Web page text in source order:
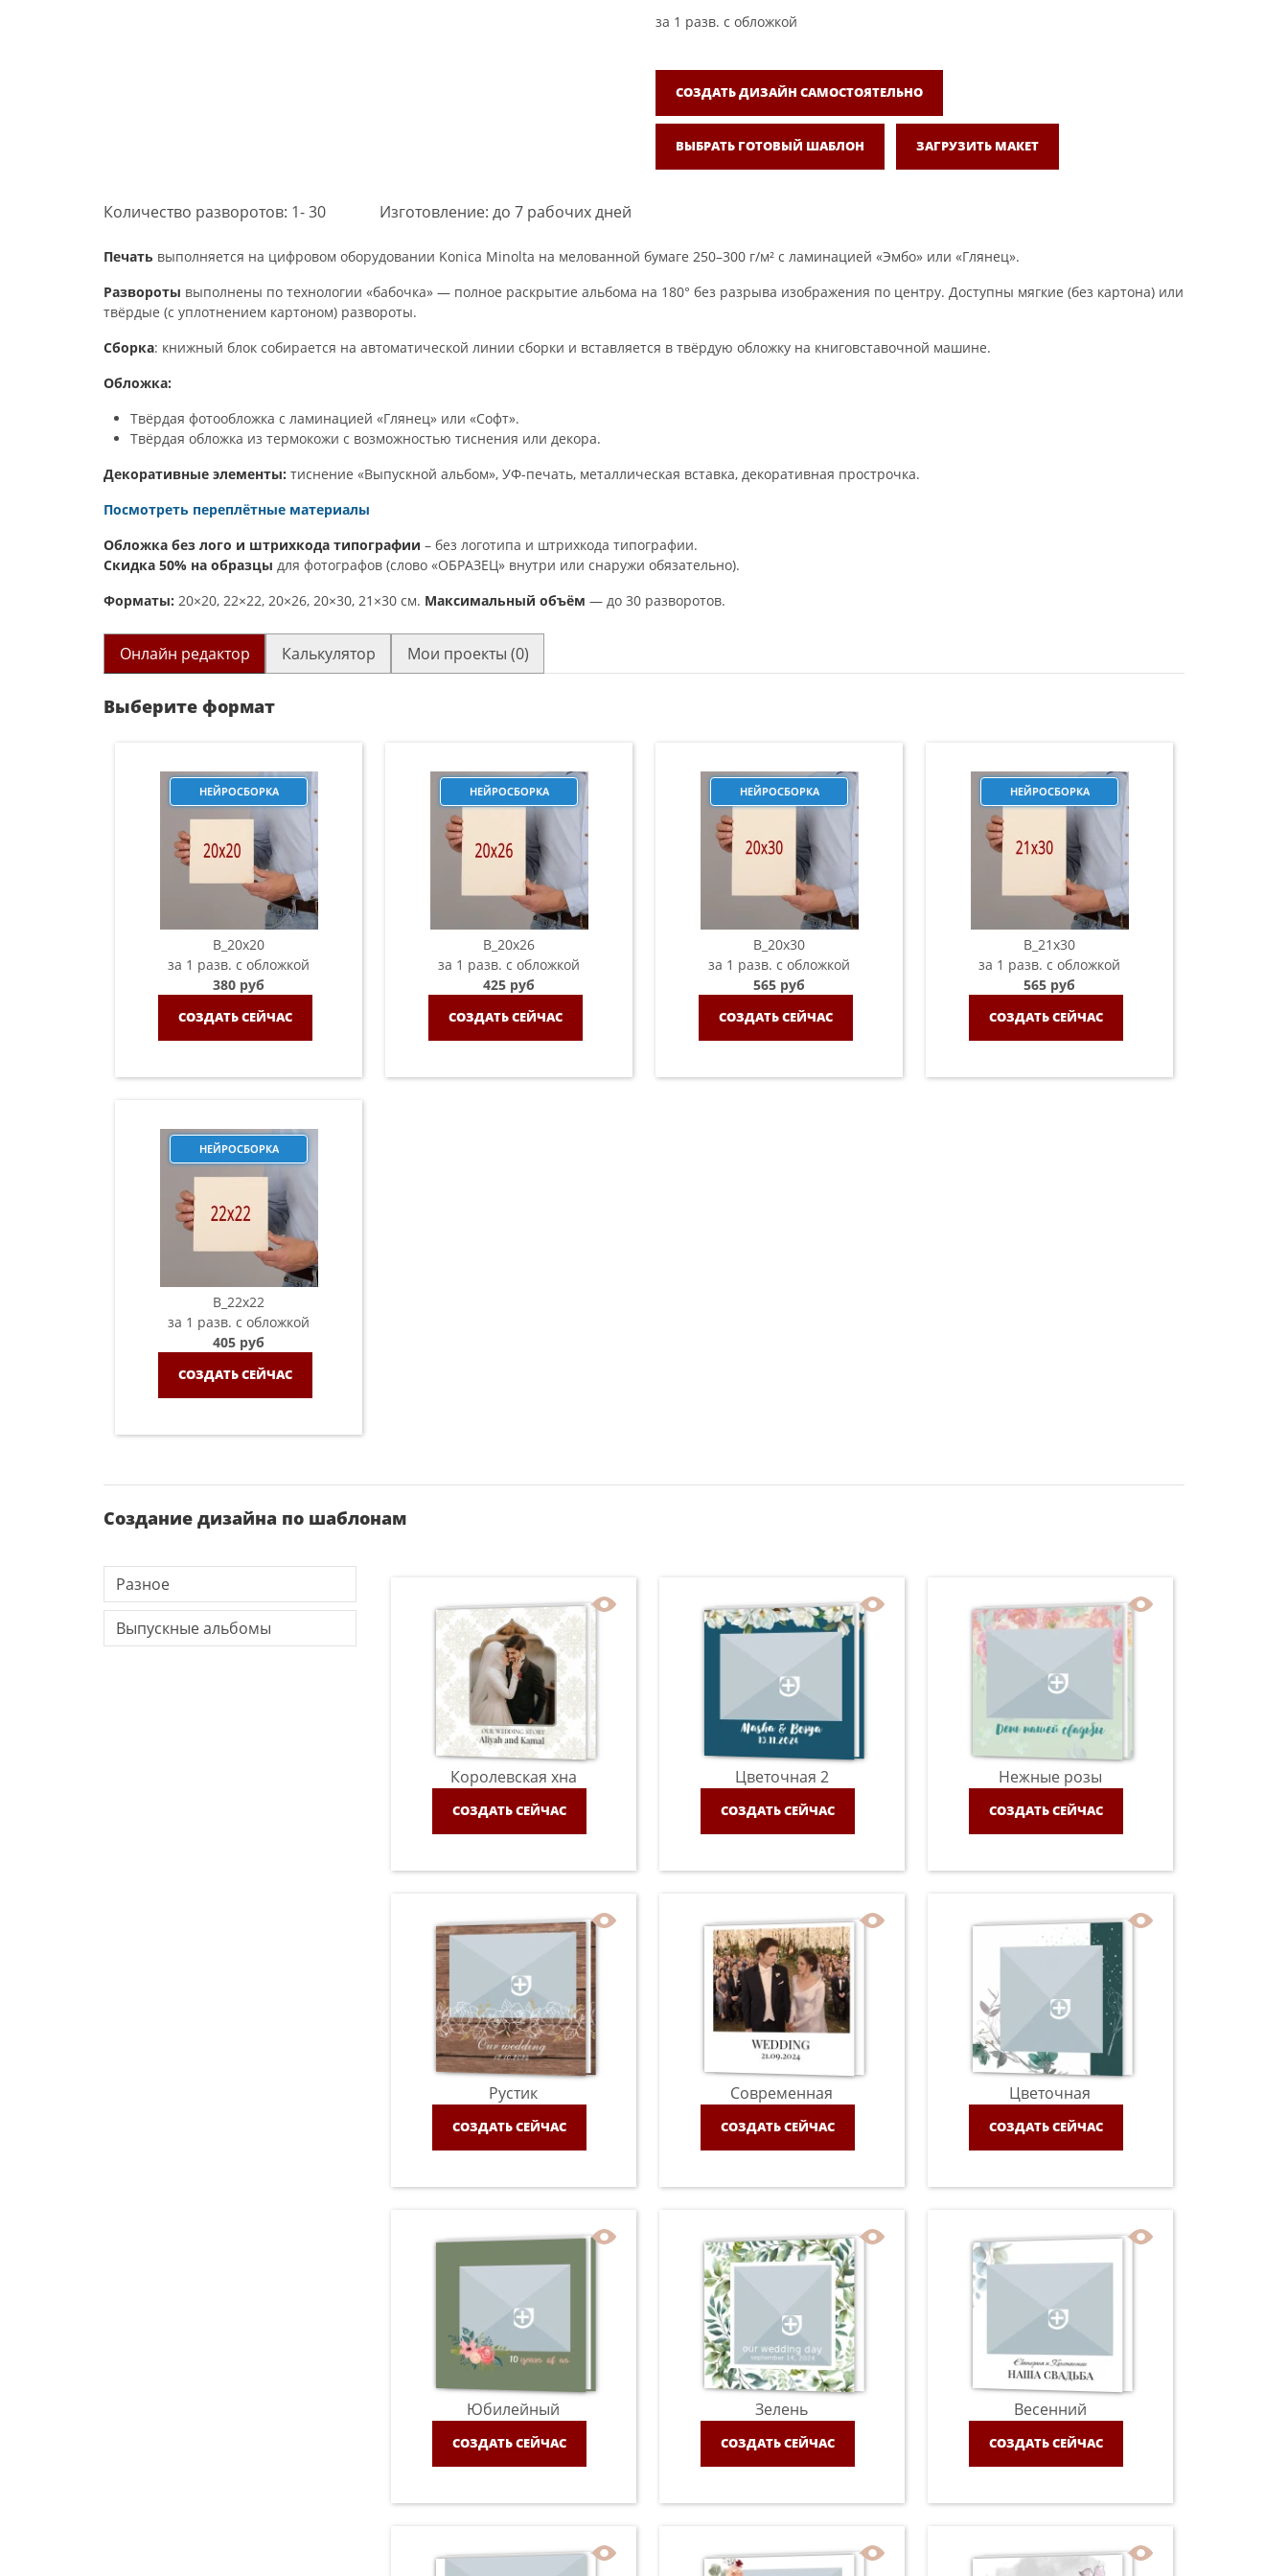
за 1 разв. с обложкой
СОЗДАТЬ ДИЗАЙН САМОСТОЯТЕЛЬНО
ВЫБРАТЬ ГОТОВЫЙ ШАБЛОН ЗАГРУЗИТЬ МАКЕТ
Количество разворотов: 1- 30 Изготовление: до 7 рабочих дней
Печать выполняется на цифровом оборудовании Konica Minolta на мелованной бумаге 250–300 г/м² с ламинацией «Эмбо» или «Глянец».
Развороты выполнены по технологии «бабочка» — полное раскрытие альбома на 180° без разрыва изображения по центру. Доступны мягкие (без картона) или
твёрдые (с уплотнением картоном) развороты.
Сборка: книжный блок собирается на автоматической линии сборки и вставляется в твёрдую обложку на книговставочной машине.
Обложка:
Твёрдая фотообложка с ламинацией «Глянец» или «Софт».
Твёрдая обложка из термокожи с возможностью тиснения или декора.
Декоративные элементы: тиснение «Выпускной альбом», УФ-печать, металлическая вставка, декоративная прострочка.
Посмотреть переплётные материалы
Обложка без лого и штрихкода типографии – без логотипа и штрихкода типографии.
Скидка 50% на образцы для фотографов (слово «ОБРАЗЕЦ» внутри или снаружи обязательно).
Форматы: 20×20, 22×22, 20×26, 20×30, 21×30 см. Максимальный объём — до 30 разворотов.
Онлайн редактор Калькулятор Мои проекты (0)
Выберите формат
НЕЙРОСБОРКА
B_20х20
за 1 разв. с обложкой
380 руб
СОЗДАТЬ СЕЙЧАС
НЕЙРОСБОРКА
B_20х26
за 1 разв. с обложкой
425 руб
СОЗДАТЬ СЕЙЧАС
НЕЙРОСБОРКА
B_20х30
за 1 разв. с обложкой
565 руб
СОЗДАТЬ СЕЙЧАС
НЕЙРОСБОРКА
B_21х30
за 1 разв. с обложкой
565 руб
СОЗДАТЬ СЕЙЧАС
НЕЙРОСБОРКА
B_22х22
за 1 разв. с обложкой
405 руб
СОЗДАТЬ СЕЙЧАС
Создание дизайна по шаблонам
Разное
Выпускные альбомы
Королевская хна
СОЗДАТЬ СЕЙЧАС
Цветочная 2
СОЗДАТЬ СЕЙЧАС
Нежные розы
СОЗДАТЬ СЕЙЧАС
Рустик
СОЗДАТЬ СЕЙЧАС
Современная
СОЗДАТЬ СЕЙЧАС
Цветочная
СОЗДАТЬ СЕЙЧАС
Юбилейный
СОЗДАТЬ СЕЙЧАС
Зелень
СОЗДАТЬ СЕЙЧАС
Весенний
СОЗДАТЬ СЕЙЧАС